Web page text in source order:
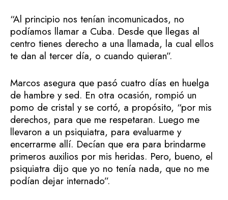
“Al principio nos tenían incomunicados, no
podíamos llamar a Cuba. Desde que llegas al
centro tienes derecho a una llamada, la cual ellos
te dan al tercer día, o cuando quieran”.
Marcos asegura que pasó cuatro días en huelga
de hambre y sed. En otra ocasión, rompió un
pomo de cristal y se cortó, a propósito, “por mis
derechos, para que me respetaran. Luego me
llevaron a un psiquiatra, para evaluarme y
encerrarme allí. Decían que era para brindarme
primeros auxilios por mis heridas. Pero, bueno, el
psiquiatra dijo que yo no tenía nada, que no me
podían dejar internado”.